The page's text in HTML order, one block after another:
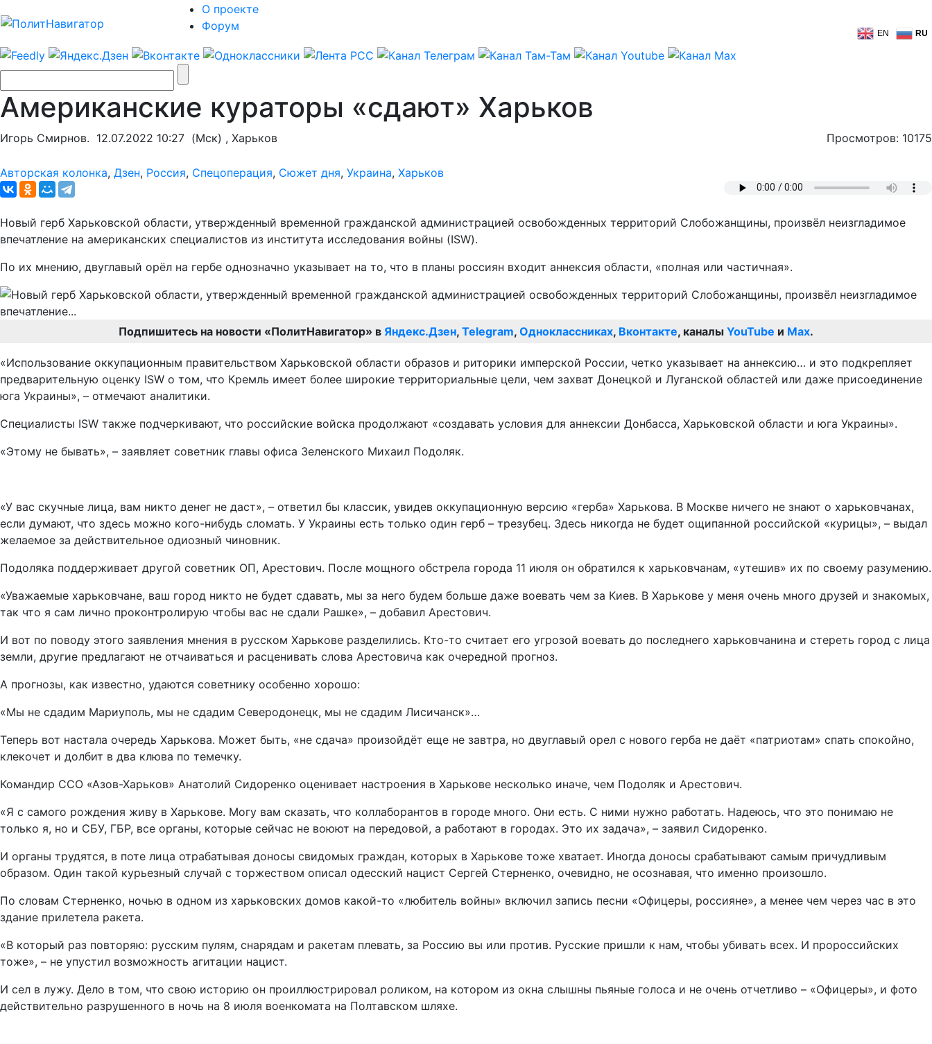
О проекте
Форум
EN RU
Американские кураторы «сдают» Харьков
Игорь Смирнов. 12.07.2022 10:27 (Мск) , Харьков Просмотров: 10175
Авторская колонка, Дзен, Россия, Спецоперация, Сюжет дня, Украина, Харьков
Новый герб Харьковской области, утвержденный временной гражданской администрацией освобожденных территорий Слобожанщины, произвёл неизгладимое
впечатление на американских специалистов из института исследования войны (ISW).
По их мнению, двуглавый орёл на гербе однозначно указывает на то, что в планы россиян входит аннексия области, «полная или частичная».
Подпишитесь на новости «ПолитНавигатор» в Яндекс.Дзен, Telegram, Одноклассниках, Вконтакте, каналы YouTube и Max.
«Использование оккупационным правительством Харьковской области образов и риторики имперской России, четко указывает на аннексию… и это подкрепляет
предварительную оценку ISW о том, что Кремль имеет более широкие территориальные цели, чем захват Донецкой и Луганской областей или даже присоединение
юга Украины», – отмечают аналитики.
Специалисты ISW также подчеркивают, что российские войска продолжают «создавать условия для аннексии Донбасса, Харьковской области и юга Украины».
«Этому не бывать», – заявляет советник главы офиса Зеленского Михаил Подоляк.
«У вас скучные лица, вам никто денег не даст», – ответил бы классик, увидев оккупационную версию «герба» Харькова. В Москве ничего не знают о харьковчанах,
если думают, что здесь можно кого-нибудь сломать. У Украины есть только один герб – трезубец. Здесь никогда не будет ощипанной российской «курицы», – выдал
желаемое за действительное одиозный чиновник.
Подоляка поддерживает другой советник ОП, Арестович. После мощного обстрела города 11 июля он обратился к харьковчанам, «утешив» их по своему разумению.
«Уважаемые харьковчане, ваш город никто не будет сдавать, мы за него будем больше даже воевать чем за Киев. В Харькове у меня очень много друзей и знакомых,
так что я сам лично проконтролирую чтобы вас не сдали Рашке», – добавил Арестович.
И вот по поводу этого заявления мнения в русском Харькове разделились. Кто-то считает его угрозой воевать до последнего харьковчанина и стереть город с лица
земли, другие предлагают не отчаиваться и расценивать слова Арестовича как очередной прогноз.
А прогнозы, как известно, удаются советнику особенно хорошо:
«Мы не сдадим Мариуполь, мы не сдадим Северодонецк, мы не сдадим Лисичанск»…
Теперь вот настала очередь Харькова. Может быть, «не сдача» произойдёт еще не завтра, но двуглавый орел с нового герба не даёт «патриотам» спать спокойно,
клекочет и долбит в два клюва по темечку.
Командир ССО «Азов-Харьков» Анатолий Сидоренко оценивает настроения в Харькове несколько иначе, чем Подоляк и Арестович.
«Я с самого рождения живу в Харькове. Могу вам сказать, что коллаборантов в городе много. Они есть. С ними нужно работать. Надеюсь, что это понимаю не
только я, но и СБУ, ГБР, все органы, которые сейчас не воюют на передовой, а работают в городах. Это их задача», – заявил Сидоренко.
И органы трудятся, в поте лица отрабатывая доносы свидомых граждан, которых в Харькове тоже хватает. Иногда доносы срабатывают самым причудливым
образом. Один такой курьезный случай с торжеством описал одесский нацист Сергей Стерненко, очевидно, не осознавая, что именно произошло.
По словам Стерненко, ночью в одном из харьковских домов какой-то «любитель войны» включил запись песни «Офицеры, россияне», а менее чем через час в это
здание прилетела ракета.
«В который раз повторяю: русским пулям, снарядам и ракетам плевать, за Россию вы или против. Русские пришли к нам, чтобы убивать всех. И пророссийских
тоже», – не упустил возможность агитации нацист.
И сел в лужу. Дело в том, что свою историю он проиллюстрировал роликом, на котором из окна слышны пьяные голоса и не очень отчетливо – «Офицеры», и фото
действительно разрушенного в ночь на 8 июля военкомата на Полтавском шляхе.